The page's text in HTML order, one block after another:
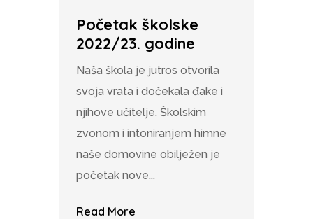
Početak školske
2022/23. godine
Naša škola je jutros otvorila
svoja vrata i dočekala đake i
njihove učitelje. Školskim
zvonom i intoniranjem himne
naše domovine obilježen je
početak nove...
Read More